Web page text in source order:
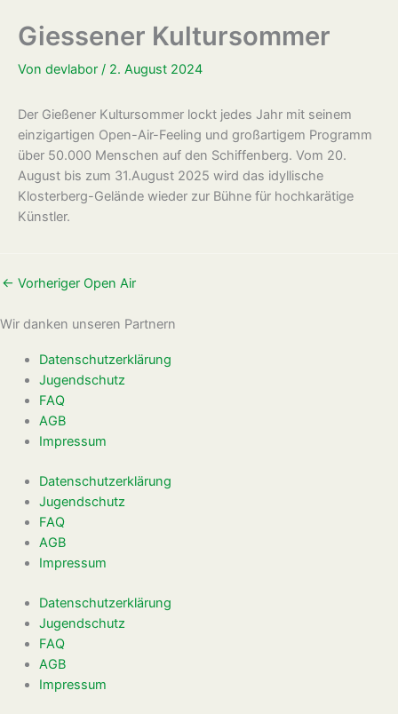
Giessener Kultursommer
Von devlabor / 2. August 2024
Der Gießener Kultursommer lockt jedes Jahr mit seinem
einzigartigen Open-Air-Feeling und großartigem Programm
über 50.000 Menschen auf den Schiffenberg. Vom 20.
August bis zum 31.August 2025 wird das idyllische
Klosterberg-Gelände wieder zur Bühne für hochkarätige
Künstler.
← Vorheriger Open Air
Wir danken unseren Partnern
Datenschutzerklärung
Jugendschutz
FAQ
AGB
Impressum
Datenschutzerklärung
Jugendschutz
FAQ
AGB
Impressum
Datenschutzerklärung
Jugendschutz
FAQ
AGB
Impressum